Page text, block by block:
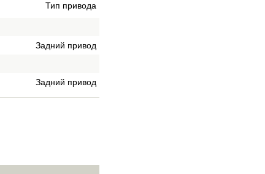
Тип привода
Задний привод
Задний привод